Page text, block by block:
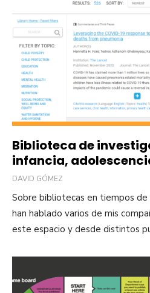
Biblioteca de
infancia,
DAVID GÓMEZ
Sobre bibliotecas en tiempos
han hablado varios de mis
este espacio y desde distintos